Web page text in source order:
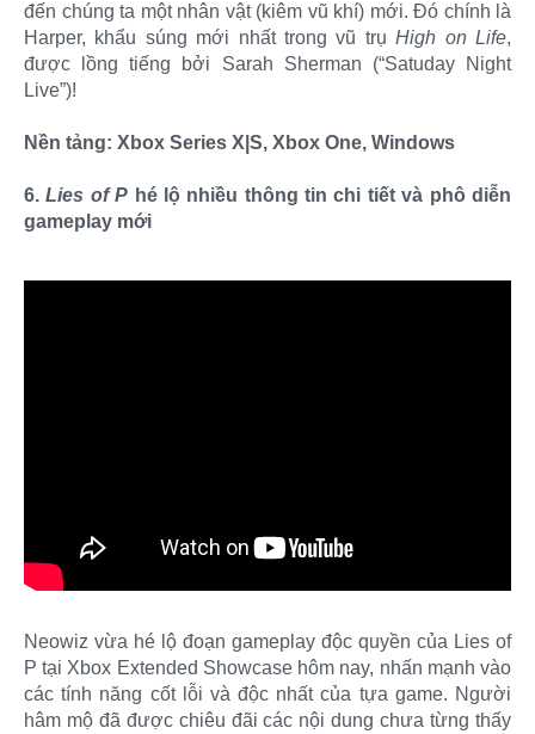
đến chúng ta một nhân vật (kiêm vũ khí) mới. Đó chính là
Harper, khẩu súng mới nhất trong vũ trụHigh on Life,
được lồng tiếng bởi Sarah Sherman (“Satuday Night
Live”)!
Nền tảng: Xbox Series X|S, Xbox One, Windows
6. Lies of P hé lộ nhiều thông tin chi tiết và phô diễn
gameplay mới
Neowiz vừa hé lộ đoạn gameplay độc quyền của Lies of
P tại Xbox Extended Showcase hôm nay, nhấn mạnh vào
các tính năng cốt lỗi và độc nhất của tựa game. Người
hâm mộ đã được chiêu đãi các nội dung chưa từng thấy